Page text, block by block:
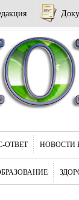
ОТВЕТ НОВОСТИ